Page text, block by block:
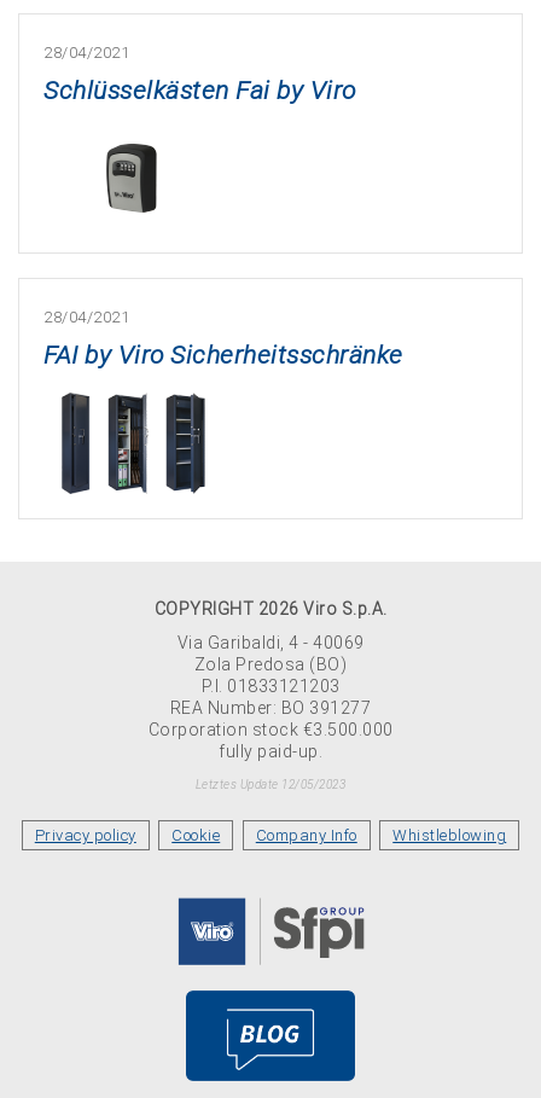
28/04/2021
Schlüsselkästen Fai by Viro
28/04/2021
FAI by Viro Sicherheitsschränke
COPYRIGHT 2026 Viro S.p.A.
Via Garibaldi, 4 - 40069
Zola Predosa (BO)
P.I. 01833121203
REA Number: BO 391277
Corporation stock €3.500.000
fully paid-up.
Letztes Update 12/05/2023
Privacy policy Cookie Company Info Whistleblowing